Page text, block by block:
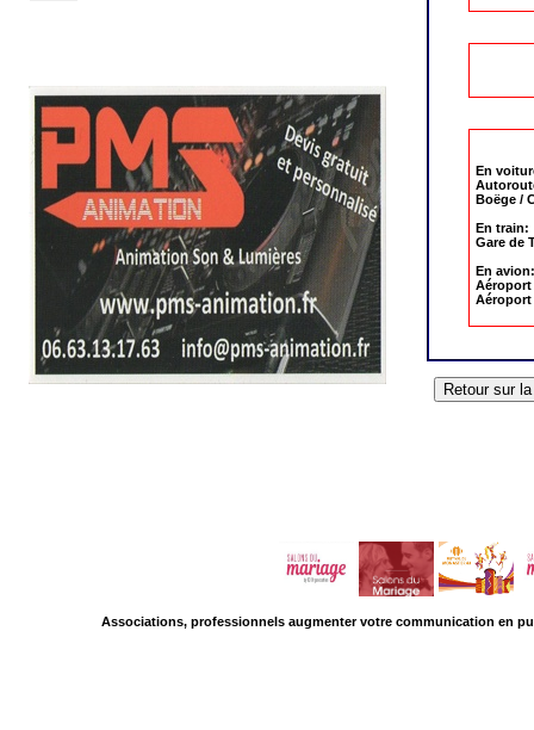
En
Boëge /
En train:
Gare de
En avion:
Aéroport
Aéroport
Associations, professionnels augmenter votre communication en